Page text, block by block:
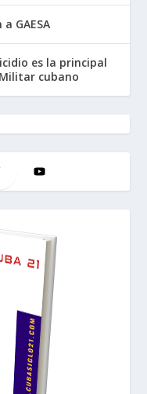
GAESA
es la principal
cubano